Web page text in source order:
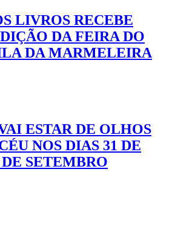
LIVROS RECEBE
DA FEIRA DO
DA MARMELEIRA
ESTAR DE OLHOS
NOS DIAS 31 DE
SETEMBRO